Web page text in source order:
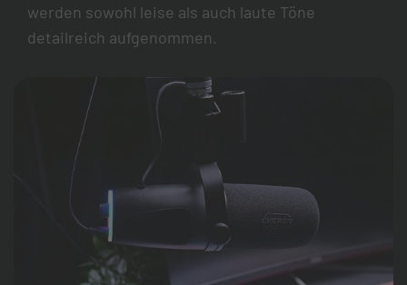
werden sowohl leise als auch laute Töne
detailreich aufgenommen.